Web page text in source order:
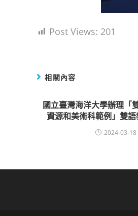
Post Views: 201
相關內容
國立臺灣海洋大學辦理「
資源和美術科範例」雙
2024-03-18